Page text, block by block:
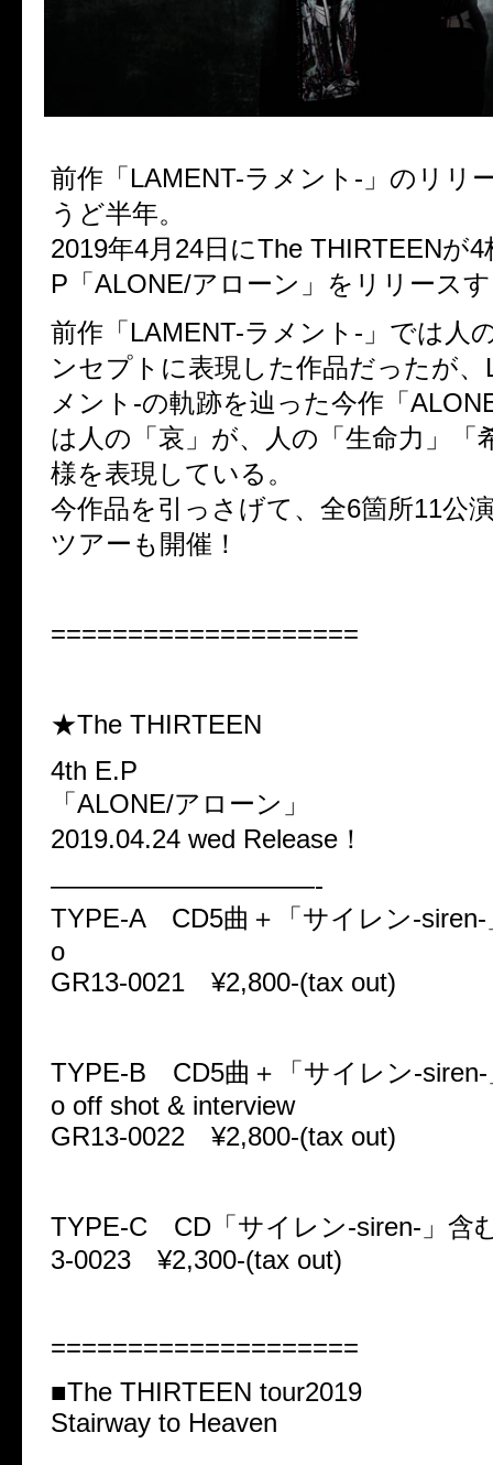
前作「LAMENT-ラメント-」のリリ
うど半年。
2019年4月24日にThe THIRTEENが
P「ALONE/アローン」をリリース
前作「LAMENT-ラメント-」では人
ンセプトに表現した作品だったが、
メント-の軌跡を辿った今作「
は人の「哀」が、人の「生命力」「
様を表現している。
今作品を引っさげて、全6箇所11公
ツアーも開催！
====================
★The THIRTEEN
4th E.P
「ALONE/アローン」
2019.04.24 wed Release！
——————————-
TYPE-A CD5曲＋「サイレン-siren-
o
GR13-0021 ¥2,800-(tax out)
TYPE-B CD5曲＋「サイレン-siren-
o off shot & interview
GR13-0022 ¥2,800-(tax out)
TYPE-C CD「サイレン-siren-」含
3-0023 ¥2,300-(tax out)
====================
■The THIRTEEN tour2019
Stairway to Heaven